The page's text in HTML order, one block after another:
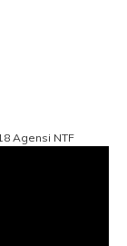
Agensi NTF